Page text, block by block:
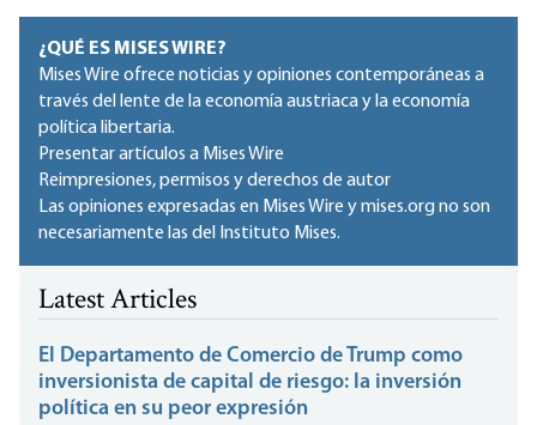
¿QUÉ ES MISES WIRE?
Mises Wire ofrece noticias y opiniones contemporáneas a
través del lente de la economía austriaca y la economía
política libertaria.
Presentar artículos a Mises Wire
Reimpresiones, permisos y derechos de autor
Las opiniones expresadas en Mises Wire y mises.org no son
necesariamente las del Instituto Mises.
Latest Articles
El Departamento de Comercio de Trump como
inversionista de capital de riesgo: la inversión
política en su peor expresión